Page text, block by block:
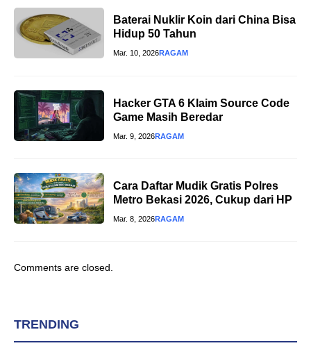
Baterai Nuklir Koin dari China Bisa
Hidup 50 Tahun
Mar. 10, 2026RAGAM
Hacker GTA 6 Klaim Source Code
Game Masih Beredar
Mar. 9, 2026RAGAM
Cara Daftar Mudik Gratis Polres
Metro Bekasi 2026, Cukup dari HP
Mar. 8, 2026RAGAM
Comments are closed.
TRENDING